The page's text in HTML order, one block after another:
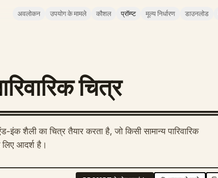
अवलोकन उपयोग के मामले कौशल प्रॉम्प्ट मूल्य निर्धारण डाउनलोड
चित्र
इंक शैली का चित्र तैयार करता है, जो किसी सामान्य पारिवारिक
आदर्श है।